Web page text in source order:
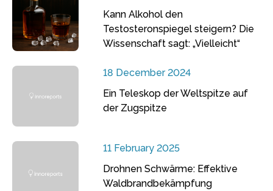
Kann Alkohol den
Testosteronspiegel steigern? Die
Wissenschaft sagt: „Vielleicht“
18 December 2024
Ein Teleskop der Weltspitze auf
der Zugspitze
11 February 2025
Drohnen Schwärme: Effektive
Waldbrandbekämpfung